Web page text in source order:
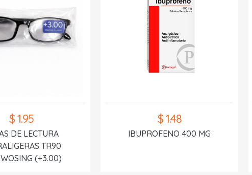
$ 1.95
DE LECTURA
TR90
(+3.00)
$ 1.48
IBUPROFENO 400 MG